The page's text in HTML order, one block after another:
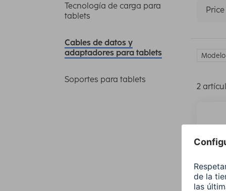
Tecnología de carga para
tablets
Cables de datos y
adaptadores para tablets
Soportes para tablets
Price
2